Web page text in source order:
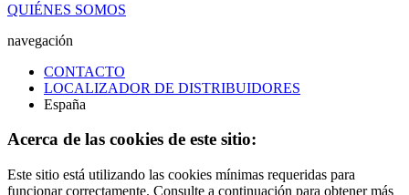
QUIÉNES SOMOS
navegación
CONTACTO
LOCALIZADOR DE DISTRIBUIDORES
España
Acerca de las cookies de este sitio:
Este sitio está utilizando las cookies mínimas requeridas para
funcionar correctamente. Consulte a continuación para obtener más